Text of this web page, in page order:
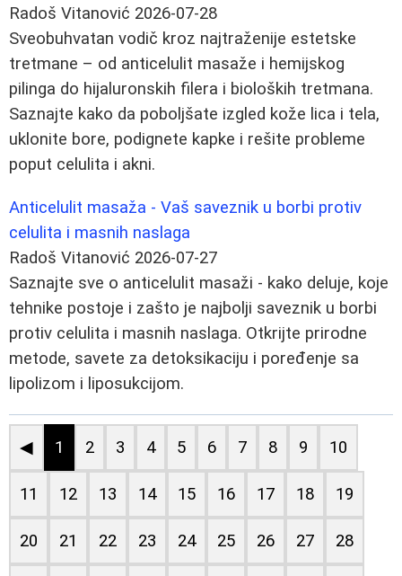
Radoš Vitanović 2026-07-28
Sveobuhvatan vodič kroz najtraženije estetske
tretmane – od anticelulit masaže i hemijskog
pilinga do hijaluronskih filera i bioloških tretmana.
Saznajte kako da poboljšate izgled kože lica i tela,
uklonite bore, podignete kapke i rešite probleme
poput celulita i akni.
Anticelulit masaža - Vaš saveznik u borbi protiv
celulita i masnih naslaga
Radoš Vitanović 2026-07-27
Saznajte sve o anticelulit masaži - kako deluje, koje
tehnike postoje i zašto je najbolji saveznik u borbi
protiv celulita i masnih naslaga. Otkrijte prirodne
metode, savete za detoksikaciju i poređenje sa
lipolizom i liposukcijom.
◀ 1 2 3 4 5 6 7 8 9 10
11 12 13 14 15 16 17 18 19
20 21 22 23 24 25 26 27 28